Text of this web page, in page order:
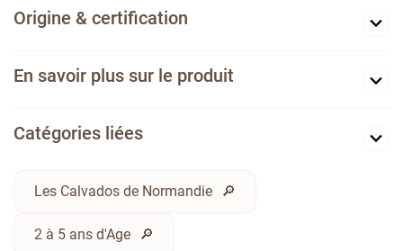
Origine & certification
En savoir plus sur le produit
Catégories liées
Les Calvados de Normandie
2 à 5 ans d'Age